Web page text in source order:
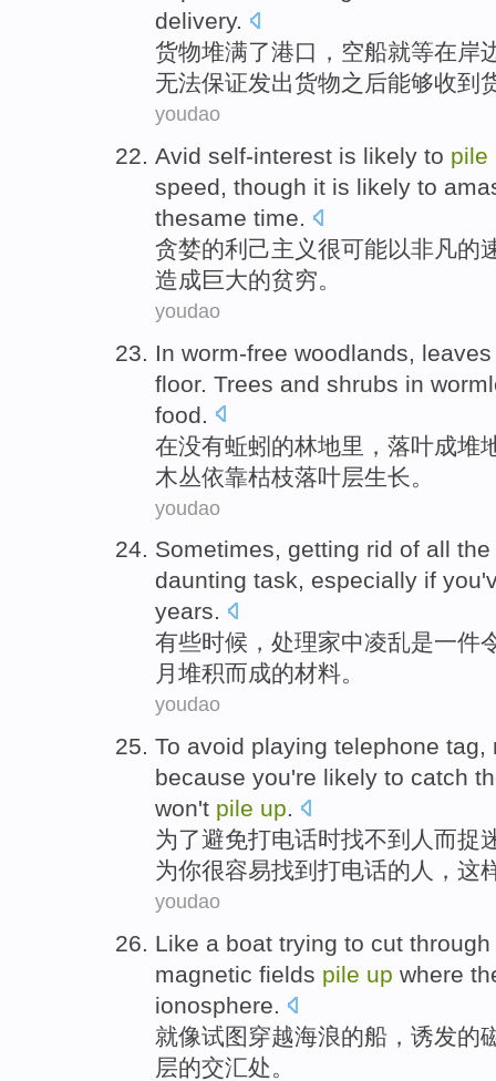
delivery.
货物堆满了港口， 空船就等在岸
无法保证发出货物之后能够收到
youdao
Avid self-interest is likely to pile
speed, though it is likely to
thesame time.
贪婪的利己主义很可能以非凡的
造成巨大的贫穷。
youdao
In worm-free woodlands
leaves
floor. Trees and shrubs in
food.
在没有蚯蚓的林地里 ， 落叶成堆
木丛依靠枯枝落叶层生长。
youdao
Sometimes, getting rid of all the
daunting task, especially if
years.
有些时候 ，处理家中凌乱是一件
月 堆积而成的材料。
youdao
To avoid playing telephone tag,
because you're likely to catch
won't pile up.
为了避免打电话时找不到人 而捉
为你很容易找到 打电话的人，这
youdao
Like a boat trying to cut through
magnetic fields pile up where
ionosphere.
就像试图穿越海浪的船 ， 诱发的
层的交汇处。